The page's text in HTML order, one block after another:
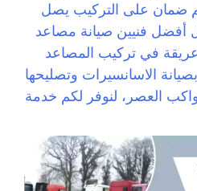
ضمان على التركيب يصل
أفضل فنيين صيانة مصاعد
في تركيب المصاعد
الاسانسيرات وتصليحها
العصر، لنوفر لكم خدمة